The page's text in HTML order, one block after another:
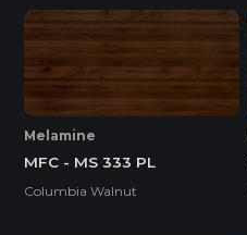
Melamine
MFC - MS 333 PL
Columbia Walnut